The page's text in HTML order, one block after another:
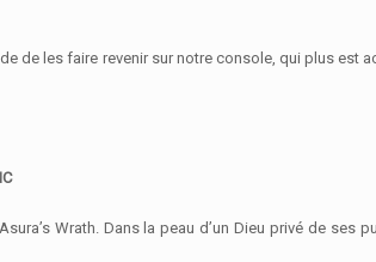
de les faire revenir sur notre console, qui plus est
Wrath. Dans la peau d’un Dieu privé de